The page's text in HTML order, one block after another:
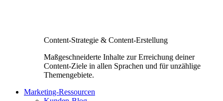
Content-Strategie & Content-Erstellung
Maßgeschneiderte Inhalte zur Erreichung deiner
Content-Ziele in allen Sprachen und für unzählige
Themengebiete.
Marketing-Ressourcen